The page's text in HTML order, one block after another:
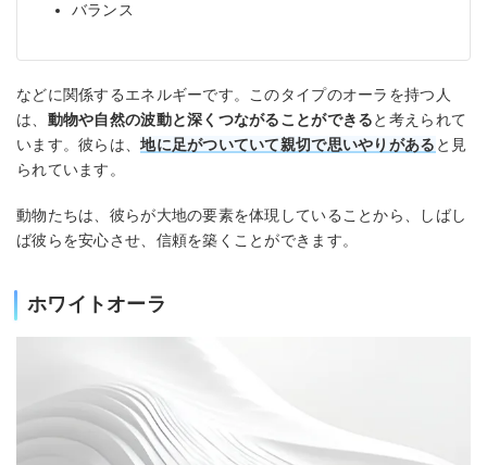
バランス
などに関係するエネルギーです。このタイプのオーラを持つ人
は、 動物や自然の波動と深くつながることができると考えられて
います。彼らは、地に足がついていて親切で思いやりがある と見
られています。
動物たちは、彼らが大地の要素を体現していることから、しばし
ば彼らを安心させ、信頼を築くことができます。
ホワイトオーラ